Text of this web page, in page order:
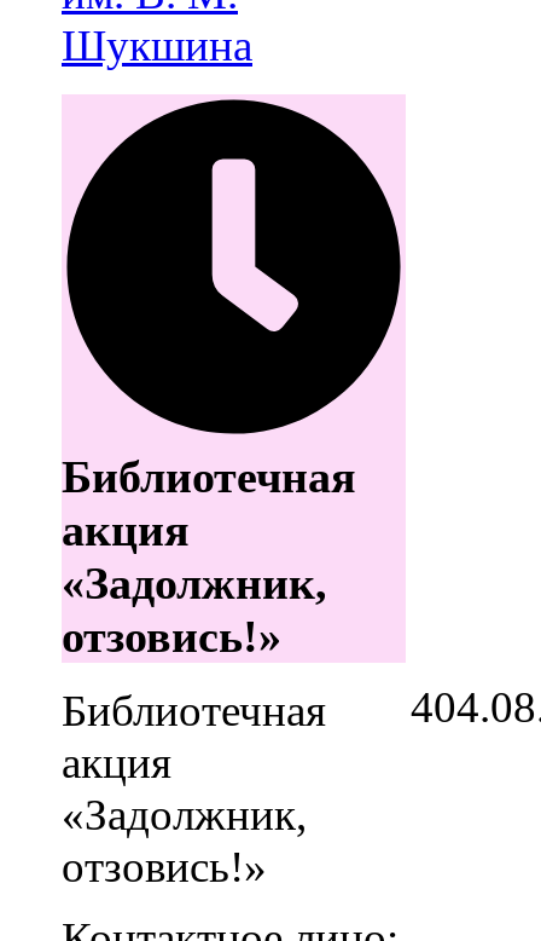
Шукшина
Библиотечная
акция
«Задолжник,
отзовись!»
Библиотечная
акция
«Задолжник,
отзовись!»
4